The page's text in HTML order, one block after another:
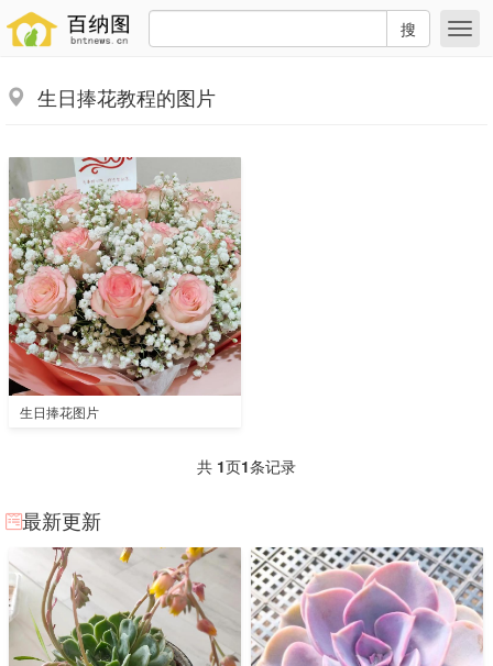
搜
生日捧花教程的图片
生日捧花图片
共 1页1条记录
最新更新